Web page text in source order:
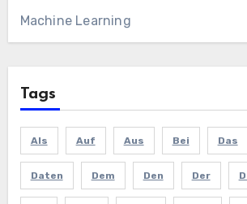
Machine Learning
Tags
Als Auf Aus Bei Das
Daten Dem Den Der